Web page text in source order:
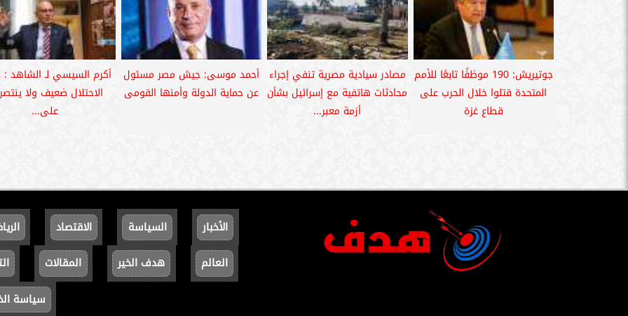
جوتيريش: 190 موظفًا تابعًا للأمم
المتحدة قتلوا خلال الحرب على
قطاع غزة
مصادر سيادية مصرية تنفي إجراء
محادثات هاتفية مع إسرائيل بشأن
أزمة معبر...
أحمد موسى: جيش مصر مسئول
عن حماية الدولة وأمنها القومى
أكرم السيسي لـ الشاهد
الاحتلال ضعيف ولا
على...
الأخبار السياسة الاقتصاد
العالم
هدف الخير المقالات
سياسة